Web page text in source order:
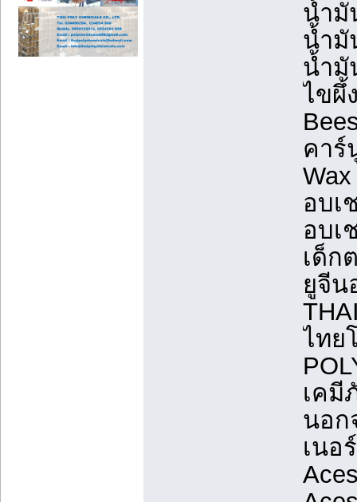
น้ำมั
น้ำมั
น้ำมั
ไขผึ้
คาร์
อบเ
อบเ
เด็ก
ยูจีน
ไทย
เค
นอก
เนอ